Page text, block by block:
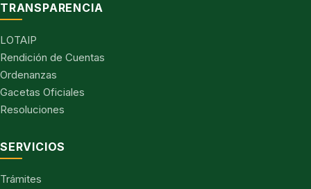
TRANSPARENCIA
LOTAIP
Rendición de Cuentas
Ordenanzas
Gacetas Oficiales
Resoluciones
SERVICIOS
Trámites